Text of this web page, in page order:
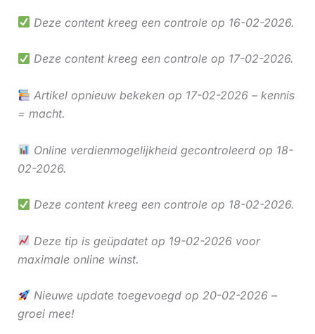
Deze content kreeg een controle op 16-02-2026.
Deze content kreeg een controle op 17-02-2026.
Artikel opnieuw bekeken op 17-02-2026 – kennis
= macht.
Online verdienmogelijkheid gecontroleerd op 18-
02-2026.
Deze content kreeg een controle op 18-02-2026.
Deze tip is geüpdatet op 19-02-2026 voor
maximale online winst.
Nieuwe update toegevoegd op 20-02-2026 –
groei mee!